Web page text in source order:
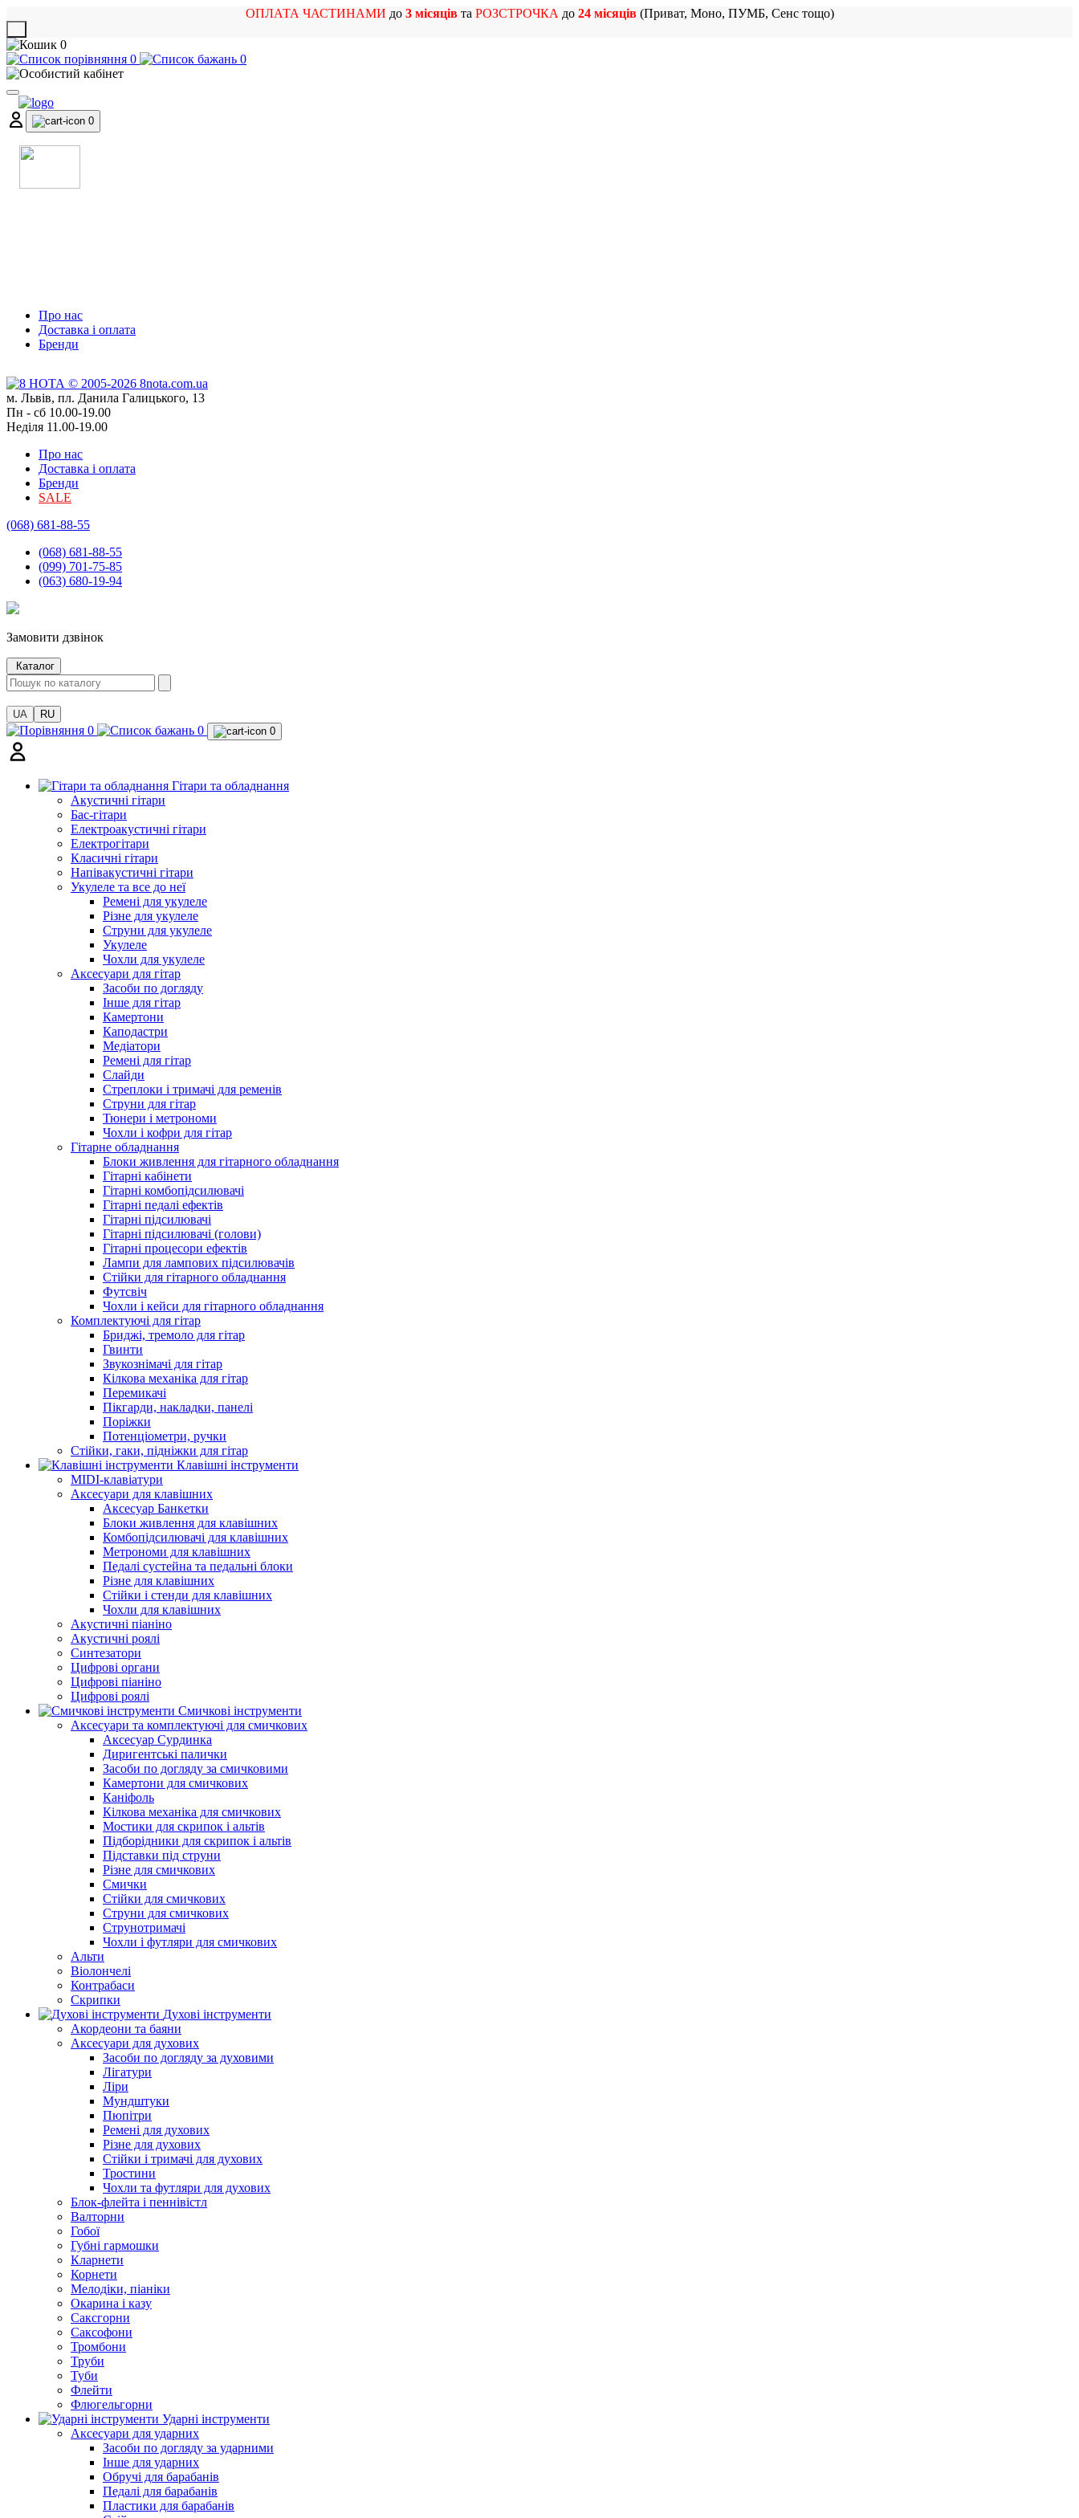
ОПЛАТА ЧАСТИНАМИ до 3 місяцівта РОЗСТРОЧКА до 24 місяців(Приват, Моно, ПУМБ, Сенс тощо)
0
0
0
0
Про нас
Доставка і оплата
Бренди
м. Львів, пл. Данила Галицького, 13
Пн - сб 10.00-19.00
Неділя 11.00-19.00
Про нас
Доставка і оплата
Бренди
SALE
(068) 681-88-55
(068) 681-88-55
(099) 701-75-85
(063) 680-19-94
Замовити дзвінок
Каталог
UA RU
0 0 0
Гітари та обладнання
Акустичні гітари
Бас-гітари
Електроакустичні гітари
Електрогітари
Класичні гітари
Напівакустичні гітари
Укулеле та все до неї
Ремені для укулеле
Різне для укулеле
Струни для укулеле
Укулеле
Чохли для укулеле
Аксесуари для гітар
Засоби по догляду
Інше для гітар
Камертони
Каподастри
Медіатори
Ремені для гітар
Слайди
Стреплоки і тримачі для ременів
Струни для гітар
Тюнери і метрономи
Чохли і кофри для гітар
Гітарне обладнання
Блоки живлення для гітарного обладнання
Гітарні кабінети
Гітарні комбопідсилювачі
Гітарні педалі ефектів
Гітарні підсилювачі
Гітарні підсилювачі (голови)
Гітарні процесори ефектів
Лампи для лампових підсилювачів
Стійки для гітарного обладнання
Футсвіч
Чохли і кейси для гітарного обладнання
Комплектуючі для гітар
Бриджі, тремоло для гітар
Гвинти
Звукознімачі для гітар
Кілкова механіка для гітар
Перемикачі
Пікгарди, накладки, панелі
Поріжки
Потенціометри, ручки
Стійки, гаки, підніжки для гітар
Клавішні інструменти
MIDI-клавіатури
Аксесуари для клавішних
Аксесуар Банкетки
Блоки живлення для клавішних
Комбопідсилювачі для клавішних
Метрономи для клавішних
Педалі сустейна та педальні блоки
Різне для клавішних
Стійки і стенди для клавішних
Чохли для клавішних
Акустичні піаніно
Акустичні роялі
Синтезатори
Цифрові органи
Цифрові піаніно
Цифрові роялі
Смичкові інструменти
Аксесуари та комплектуючі для смичкових
Аксесуар Сурдинка
Диригентські палички
Засоби по догляду за смичковими
Камертони для смичкових
Каніфоль
Кілкова механіка для смичкових
Мостики для скрипок і альтів
Підборiдники для скрипок і альтів
Підставки під струни
Різне для смичкових
Смички
Стійки для смичкових
Струни для смичкових
Струнотримачі
Чохли і футляри для смичкових
Альти
Віолончелі
Контрабаси
Скрипки
Духові інструменти
Акордеони та баяни
Аксесуари для духових
Засоби по догляду за духовими
Лігатури
Ліри
Мундштуки
Пюпітри
Ремені для духових
Різне для духових
Стійки і тримачі для духових
Тростини
Чохли та футляри для духових
Блок-флейта і пеннівістл
Валторни
Гобої
Губні гармошки
Кларнети
Корнети
Мелодіки, піаніки
Окарина і казу
Саксгорни
Саксофони
Тромбони
Труби
Туби
Флейти
Флюгельгорни
Ударні інструменти
Аксесуари для ударних
Засоби по догляду за ударними
Інше для ударних
Обручі для барабанів
Педалі для барабанів
Пластики для барабанів